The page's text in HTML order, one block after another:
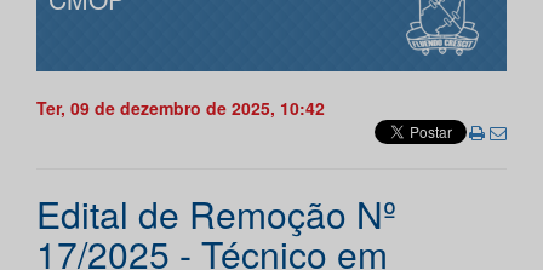
Ter, 09 de dezembro de 2025, 10:42
Edital de Remoção Nº
17/2025 - Técnico em